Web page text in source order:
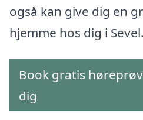
også kan give dig en
hjemme hos dig i Sevel.
Book gratis
dig